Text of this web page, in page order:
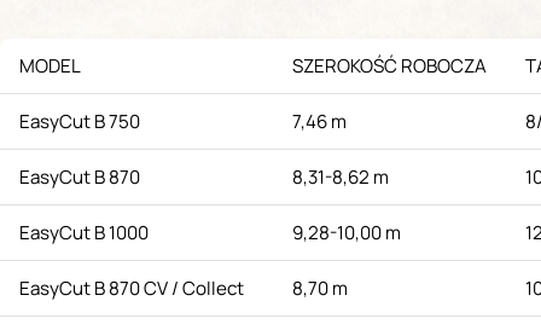
MODEL SZEROKOŚĆ ROBOCZA
EasyCut B 750 7,46 m
EasyCut B 870 8,31-8,62 m
EasyCut B 1000 9,28-10,00 m
EasyCut B 870 CV / Collect 8,70 m